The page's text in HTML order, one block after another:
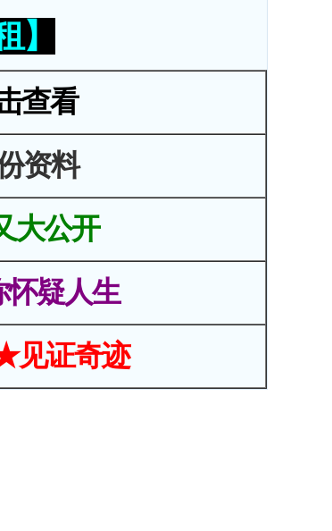
】
查看
资料
大公开
疑人生
见证奇迹